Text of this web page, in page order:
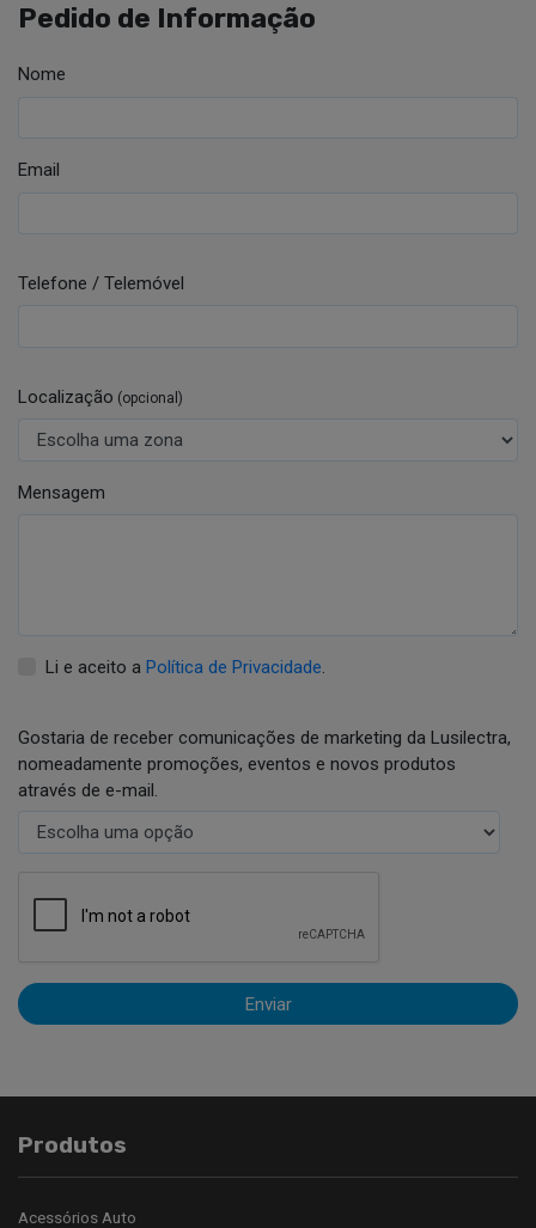
Pedido de Informação
Nome
Email
Telefone / Telemóvel
Localização (opcional)
Mensagem
Li e aceito a Política de Privacidade
Gostaria de receber comunicações de marketing da Lusilectra,
nomeadamente promoções, eventos e novos produtos
através de e-mail.
Enviar
Produtos
Acessórios Auto